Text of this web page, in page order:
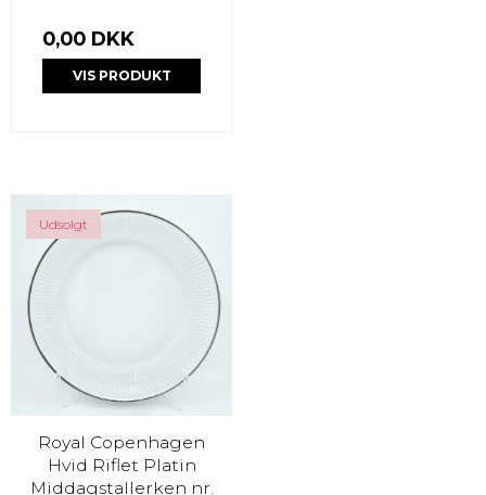
0,00 DKK
VIS PRODUKT
Udsolgt
Royal Copenhagen
Hvid Riflet Platin
Middagstallerken nr.